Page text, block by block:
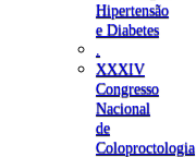
Hipertensão
e Diabetes
XXXIV
Congresso
Nacional
de
Coloproctologia